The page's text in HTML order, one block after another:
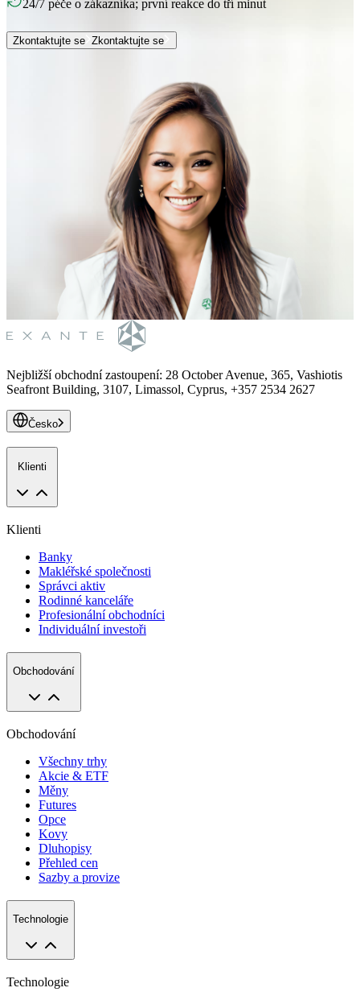
24/7 péče o zákazníka; první reakce do tří minut
Zkontaktujte se Zkontaktujte se
Nejbližší obchodní zastoupení: 28 October Avenue, 365, Vashiotis
Seafront Building, 3107, Limassol, Cyprus, +357 2534 2627
Česko
Klienti
Klienti
Banky
Makléřské společnosti
Správci aktiv
Rodinné kanceláře
Profesionální obchodníci
Individuální investoři
Obchodování
Obchodování
Všechny trhy
Akcie & ETF
Měny
Futures
Opce
Kovy
Dluhopisy
Přehled cen
Sazby a provize
Technologie
Technologie